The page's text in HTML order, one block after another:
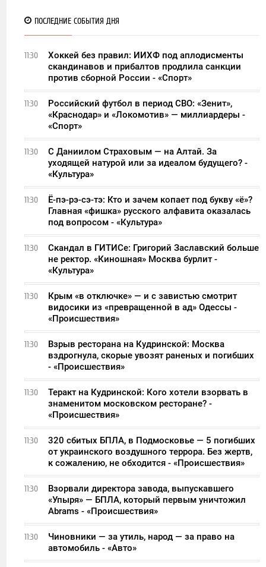
ПОСЛЕДНИЕ СОБЫТИЯ ДНЯ
11:30
Хоккей без правил: ИИХФ под аплодисменты
скандинавов и прибалтов продлила санкции
против сборной России - «Спорт»
11:30
Российский футбол в период СВО: «Зенит»,
«Краснодар» и «Локомотив» — миллиардеры -
«Спорт»
11:30
С Даниилом Страховым — на Алтай. За
уходящей натурой или за идеалом будущего? -
«Культура»
11:30
Ё-пэ-рэ-сэ-тэ: Кто и зачем копает под букву «ё»?
Главная «фишка» русского алфавита оказалась
под вопросом - «Культура»
11:30
Скандал в ГИТИСе: Григорий Заславский больше
не ректор. «Киношная» Москва бурлит -
«Культура»
11:30
Крым «в отключке» — и с завистью смотрит
видосики из «превращенной в ад» Одессы -
«Происшествия»
11:30
Взрыв ресторана на Кудринской: Москва
вздрогнула, скорые увозят раненых и погибших
- «Происшествия»
11:30
Теракт на Кудринской: Кого хотели взорвать в
знаменитом московском ресторане? -
«Происшествия»
11:30
320 сбитых БПЛА, в Подмосковье — 5 погибших
от украинского воздушного террора. Без жертв,
к сожалению, не обходится - «Происшествия»
11:30
Взорвали директора завода, выпускавшего
«Упыря» — БПЛА, который первым уничтожил
Abrams - «Происшествия»
11:30
Чиновники — за утиль, народ — за право на
автомобиль - «Авто»